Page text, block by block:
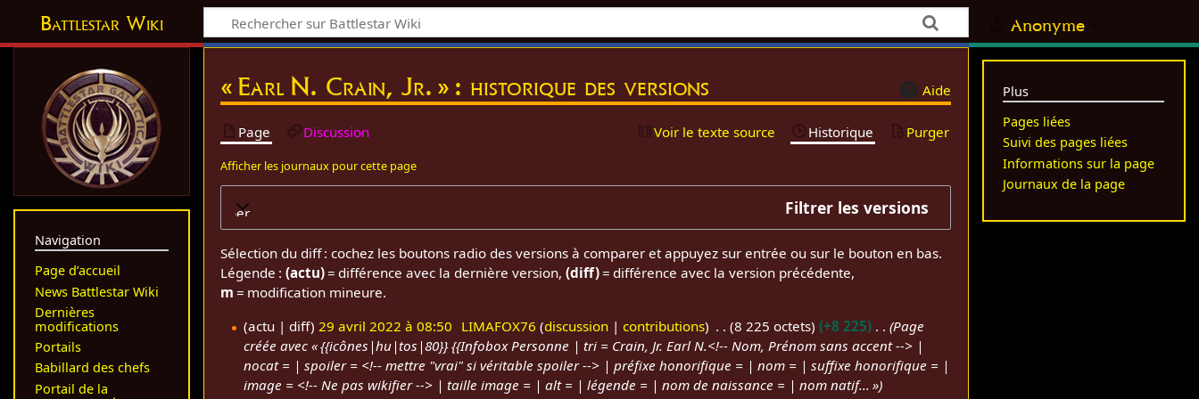
Anonyme
Battlestar Wiki
Aide
« Earl N. Crain, Jr. » : historique des versions
Page Discussion Voir le texte source Historique Purger
Afficher les journaux pour cette page
Filtrer les versions
Développer
Sélection du diff : cochez les boutons radio des versions à comparer et appuyez sur entrée ou sur le bouton en bas.
Légende :(actu)= différence avec la dernière version,(diff)= différence avec la version précédente,
m = modification mineure.
actu diff 29 avril 2022 à 08:50 LIMAFOX76 discussion contributions 8 225 octets +8 225
Page
créée avec « {{icônes|hu|tos|80}} {{Infobox Personne | tri = Crain, Jr. Earl N.<!-- Nom, Prénom sans accent --> |
nocat = | spoiler = <!-- mettre "vrai" si véritable spoiler --> | préfixe honorifique = | nom = | suffixe honorifique = |
image = <!-- Ne pas wikifier --> | taille image = | alt = | légende = | nom de naissance = | nom natif... »
Navigation
Page d’accueil
News Battlestar Wiki
Dernières
modifications
Portails
Babillard des chefs
Portail de la
Plus
Pages liées
Suivi des pages liées
Informations sur la page
Journaux de la page